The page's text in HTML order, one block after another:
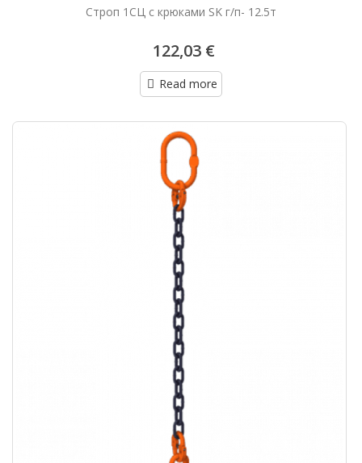
Строп 1СЦ с крюками SK г/п- 12.5т
122,03 €
Read more